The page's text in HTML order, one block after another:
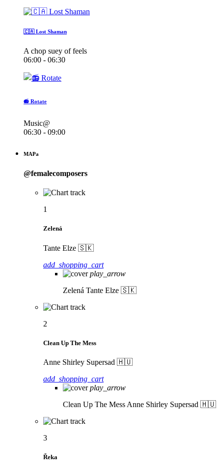
🇨🇦 Lost Shaman
A chop suey of feels
06:00 - 06:30
📻 Rotate
Music@
06:30 - 09:00
MAPa
@femalecomposers
1
Zelená
Tante Elze 🇸🇰
add_shopping_cart
play_arrow
Zelená Tante Elze 🇸🇰
2
Clean Up The Mess
Anne Shirley Supersad 🇭🇺
add_shopping_cart
play_arrow
Clean Up The Mess Anne Shirley Supersad 🇭🇺
3
Řeka